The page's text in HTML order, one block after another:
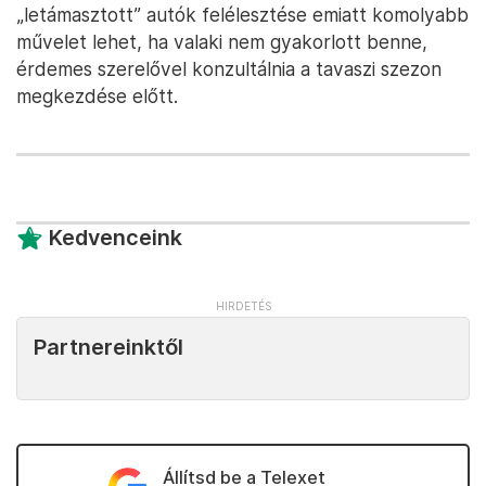
„letámasztott” autók felélesztése emiatt komolyabb
művelet lehet, ha valaki nem gyakorlott benne,
érdemes szerelővel konzultálnia a tavaszi szezon
megkezdése előtt.
Kedvenceink
Partnereinktől
Állítsd be a Telexet